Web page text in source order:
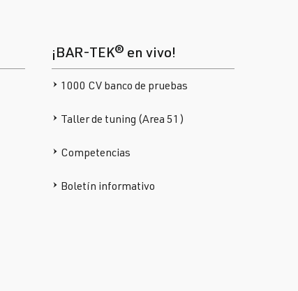
¡BAR-TEK® en vivo!
1000 CV banco de pruebas
Taller de tuning (Area 51)
Competencias
Boletín informativo